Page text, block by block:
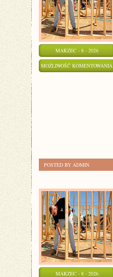
MARZEC - 8 - 2026
MOŻLIWOŚĆ KOMENTOWANIA
POSTED BY ADMIN
MARZEC - 8 - 2026